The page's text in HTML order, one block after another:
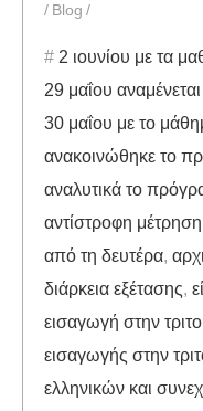
Blog
2 ιουνίου με τα
29 μαΐου
30 μαΐου με το
ανακοινώθηκε το
αναλυτικά το
αντίστροφη μέτρηση
από τη δευτέρα,
διάρκεια εξέτασης,
εισαγωγή στην
εισαγωγής στην
ελληνικών και